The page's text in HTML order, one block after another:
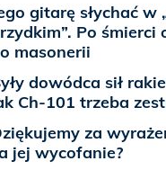
gitarę słychać w
Po śmierci
masonerii
dowódca sił
Ch-101 trzeba
za
jej wycofanie?